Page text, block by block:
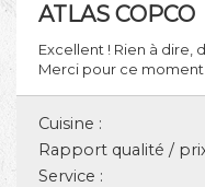
ATLAS COPCO
Excellent ! Rien à dire,
Merci pour ce moment
Cuisine :
Rapport qualité /
Service :